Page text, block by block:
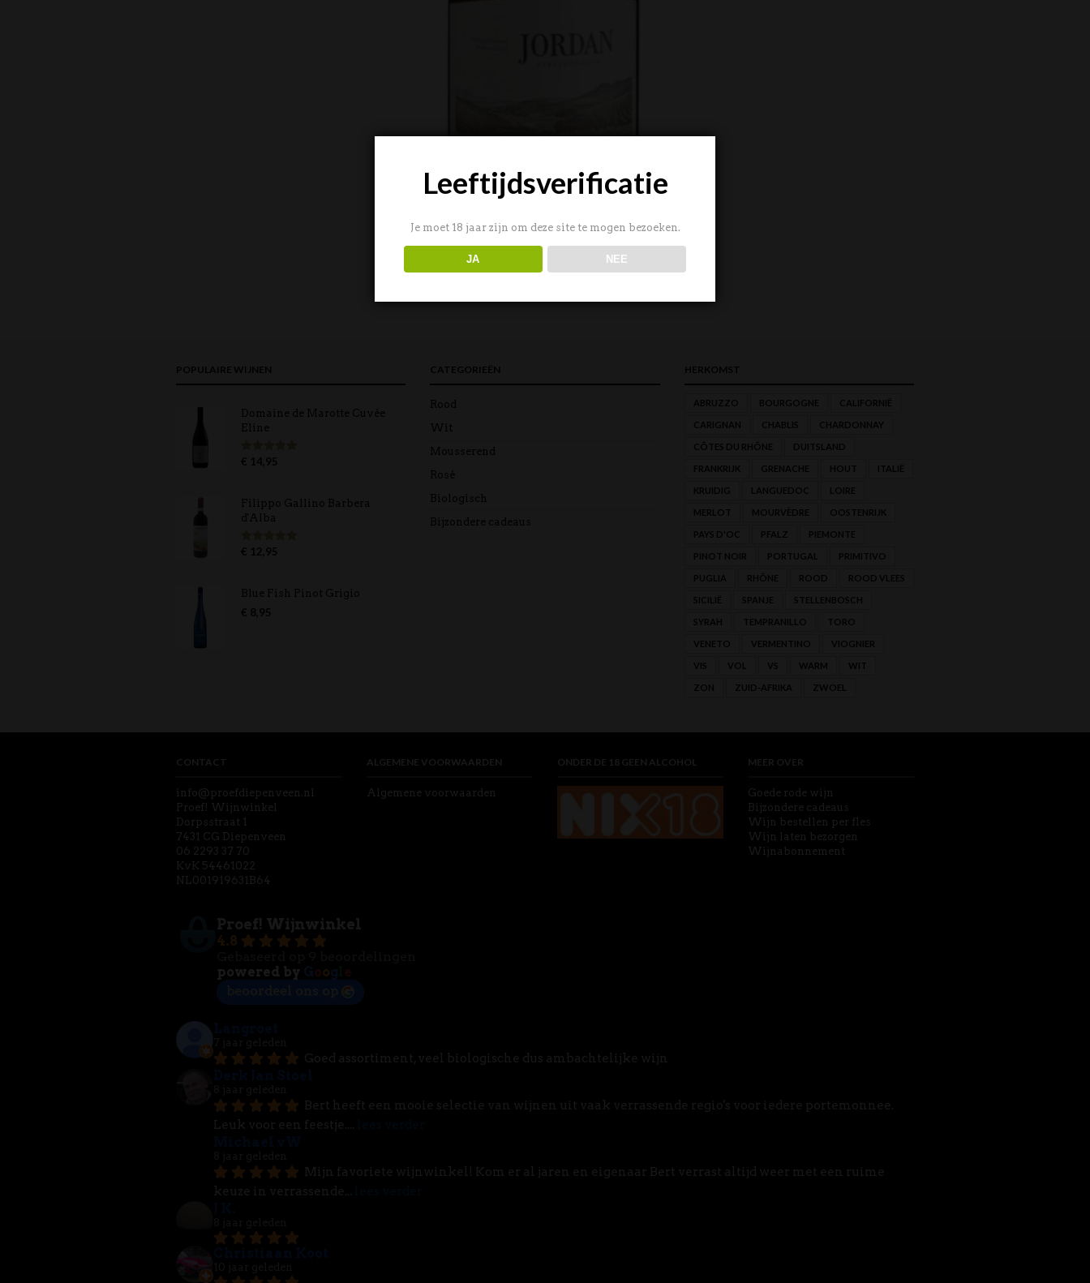
POPULAIRE WIJNEN
Domaine de Marotte Cuvée
Eline
Gewaardeerd
€ 14,95
Filippo Gallino Barbera
d'Alba
Gewaardeerd
€ 12,95
Blue Fish Pinot Grigio
€ 8,95
CATEGORIEËN
Rood
Wit
Mousserend
Rosé
Biologisch
Bijzondere cadeaus
HERKOMST
ABRUZZO BOURGOGNE CALIFORNIË
CARIGNAN CHABLIS CHARDONNAY
CÔTES DU RHÔNE DUITSLAND
FRANKRIJK GRENACHE HOUT ITALIË
KRUIDIG LANGUEDOC LOIRE
MERLOT MOURVÈDRE OOSTENRIJK
PAYS D'OC PFALZ PIEMONTE
PINOT NOIR PORTUGAL PRIMITIVO
PUGLIA RHÔNE ROOD ROOD VLEES
SICILIË SPANJE STELLENBOSCH
SYRAH TEMPRANILLO TORO
VENETO VERMENTINO VIOGNIER
VIS VOL VS WARM WIT
ZON ZUID-AFRIKA ZWOEL
CONTACT
info@proefdiepenveen.nl
Proef! Wijnwinkel
Dorpsstraat 1
7431 CG Diepenveen
06 2293 37 70
KvK 54461022
NL001919631B64
ALGEMENE VOORWAARDEN
Algemene voorwaarden
ONDER DE 18 GEEN ALCOHOL MEER OVER
Goede rode wijn
Bijzondere cadeaus
Wijn bestellen per fles
Wijn laten bezorgen
Wijnabonnement
4.8
powered by
o
Leeftijdsverificatie
Je moet 18 jaar zijn om deze site te mogen bezoeken.
JA NEE